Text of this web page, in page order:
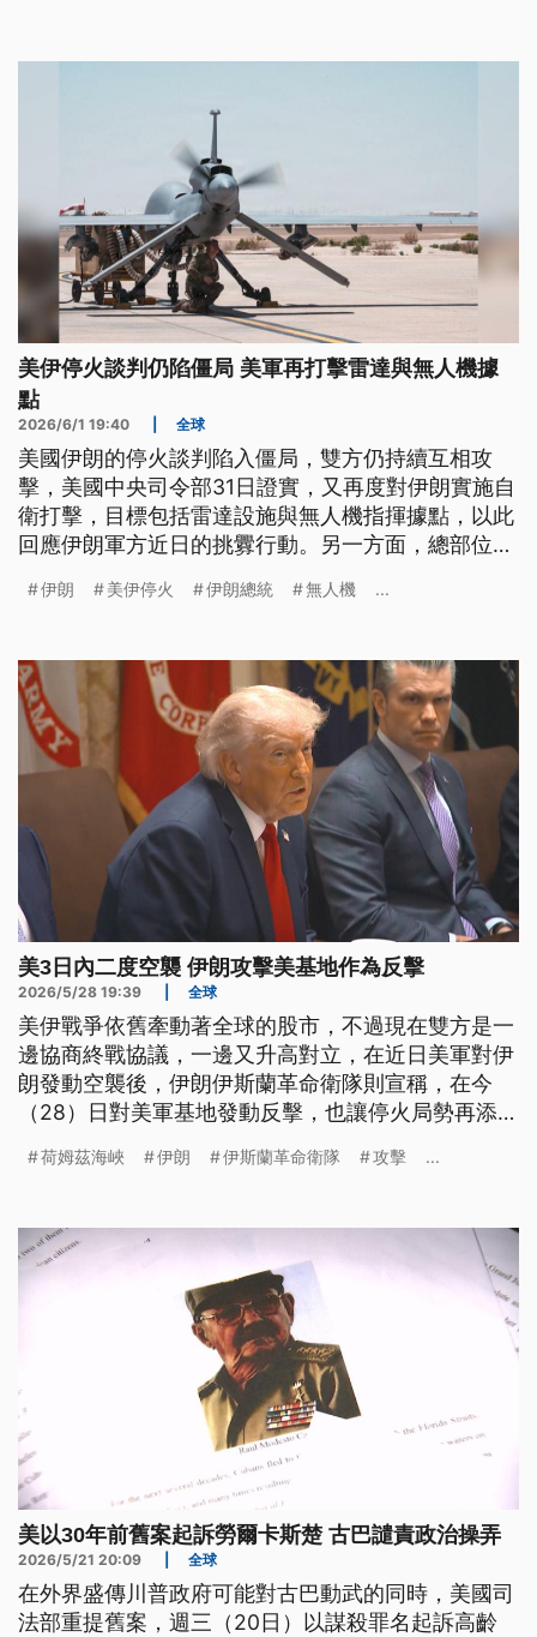
事行動，也為仍在進行的美伊談判再添變數。
美伊停火談判仍陷僵局 美軍再打擊雷達與無人機據
點
2026/6/1 19:40 全球
美國伊朗的停火談判陷入僵局，雙方仍持續互相攻
擊，美國中央司令部31日證實，又再度對伊朗實施自
衛打擊，目標包括雷達設施與無人機指揮據點，以此
回應伊朗軍方近日的挑釁行動。另一方面，總部位於
人士說法指稱，伊朗總統裴澤斯基安權力被革命衛隊
任，但伊朗官員出面否認此事。
伊朗 美伊停火 伊朗總統 無人機 ...
美3日內二度空襲 伊朗攻擊美基地作為反擊
2026/5/28 19:39 全球
美伊戰爭依舊牽動著全球的股市，不過現在雙方是一
邊協商終戰協議，一邊又升高對立，在近日美軍對伊
朗發動空襲後，伊朗伊斯蘭革命衛隊則宣稱，在今
（28）日對美軍基地發動反擊，也讓停火局勢再添變
提出的條件，並且間接否認了伊朗跟阿曼要共管荷姆
荷姆茲海峽 伊朗 伊斯蘭革命衛隊 攻擊 ...
美以30年前舊案起訴勞爾卡斯楚 古巴譴責政治操弄
2026/5/21 20:09 全球
在外界盛傳川普政府可能對古巴動武的同時，美國司
法部重提舊案，週三（20日）以謀殺罪名起訴高齡